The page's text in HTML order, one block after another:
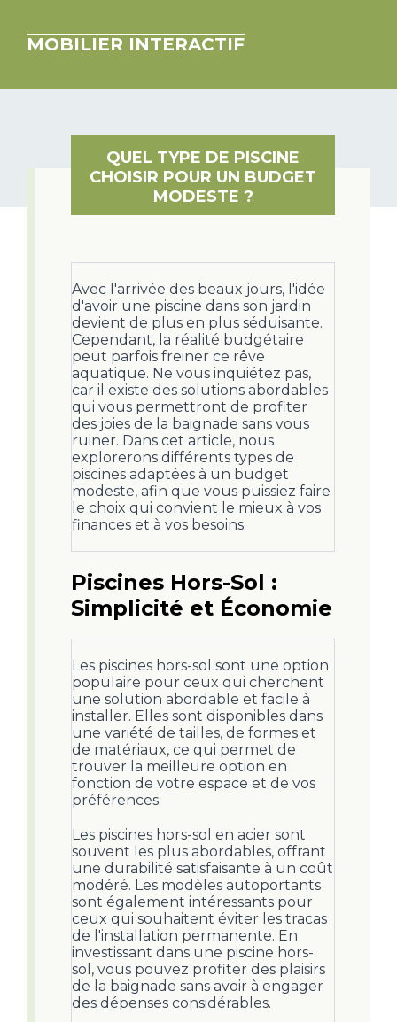
MOBILIER INTERACTIF
QUEL TYPE DE PISCINE
CHOISIR POUR UN BUDGET
MODESTE ?
Avec l'arrivée des beaux jours, l'idée
d'avoir une piscine dans son jardin
devient de plus en plus séduisante.
Cependant, la réalité budgétaire
peut parfois freiner ce rêve
aquatique. Ne vous inquiétez pas,
car il existe des solutions abordables
qui vous permettront de profiter
des joies de la baignade sans vous
ruiner. Dans cet article, nous
explorerons différents types de
piscines adaptées à un budget
modeste, afin que vous puissiez faire
le choix qui convient le mieux à vos
finances et à vos besoins.
Piscines Hors-Sol :
Simplicité et Économie
Les piscines hors-sol sont une option
populaire pour ceux qui cherchent
une solution abordable et facile à
installer. Elles sont disponibles dans
une variété de tailles, de formes et
de matériaux, ce qui permet de
trouver la meilleure option en
fonction de votre espace et de vos
préférences.
Les piscines hors-sol en acier sont
souvent les plus abordables, offrant
une durabilité satisfaisante à un coût
modéré. Les modèles autoportants
sont également intéressants pour
ceux qui souhaitent éviter les tracas
de l'installation permanente. En
investissant dans une piscine hors-
sol, vous pouvez profiter des plaisirs
de la baignade sans avoir à engager
des dépenses considérables.